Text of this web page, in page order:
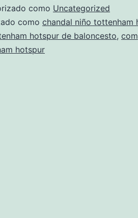
como Uncategorized
como chandal niño tottenham
hotspur de baloncesto,
hotspur